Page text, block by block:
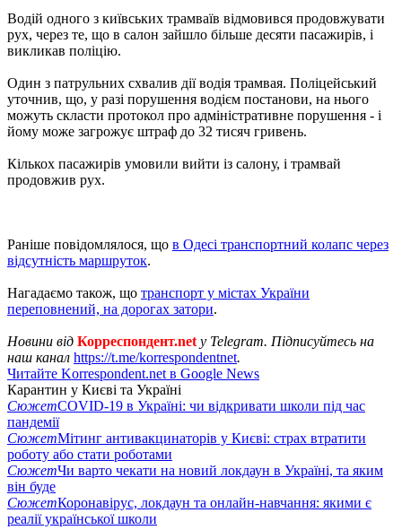
Водій одного з київських трамваїв відмовився продовжувати
рух, через те, що в салон зайшло більше десяти пасажирів, і
викликав поліцію.
Один з патрульних схвалив дії водія трамвая. Поліцейський
уточнив, що, у разі порушення водієм постанови, на нього
можуть скласти протокол про адміністративне порушення - і
йому може загрожує штраф до 32 тисяч гривень.
Кількох пасажирів умовили вийти із салону, і трамвай
продовжив рух.
Раніше повідомлялося, що в Одесі транспортний колапс через
відсутність маршруток.
Нагадаємо також, що транспорт у містах України
переповнений, на дорогах затори.
Новини від Корреспондент.net у Telegram. Підписуйтесь на
наш канал https://t.me/korrespondentnet.
Читайте Korrespondent.net в Google News
Карантин у Києві та Україні
СюжетCOVID-19 в Україні: чи відкривати школи під час
пандемії
СюжетМітинг антивакцинаторів у Києві: страх втратити
роботу або стати роботами
СюжетЧи варто чекати на новий локдаун в Україні, та яким
він буде
СюжетКоронавірус, локдаун та онлайн-навчання: якими є
реалії української школи